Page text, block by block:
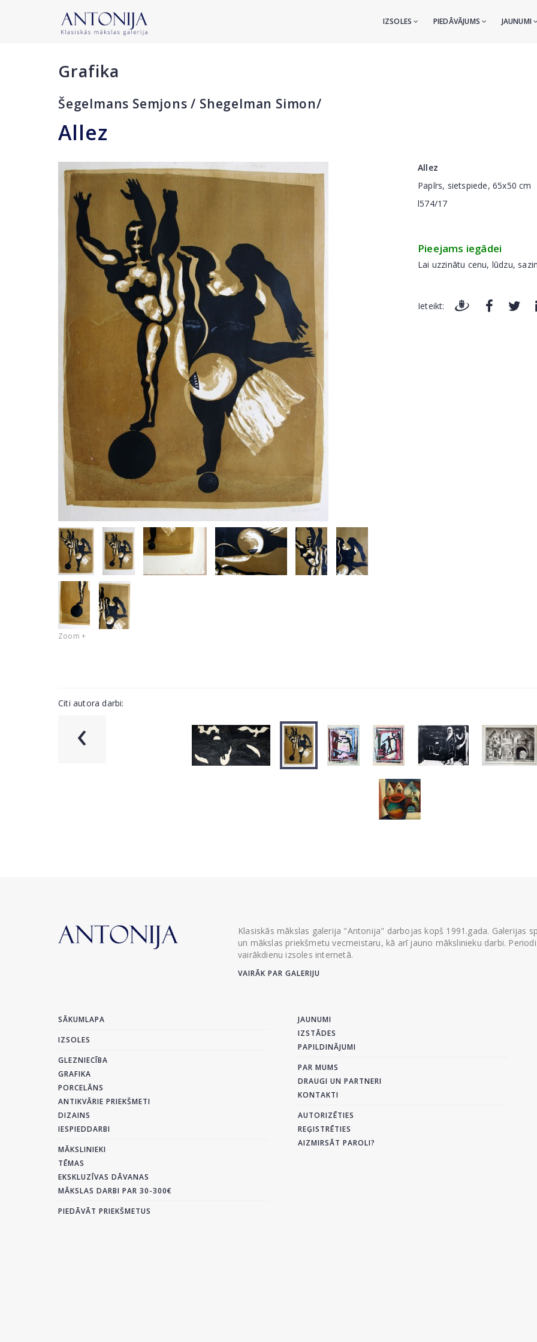
IZSOLES PIEDĀVĀJUMS JAUNUMI
Grafika
Šegelmans Semjons / Shegelman Simon/
Allez
Zoom +
Allez
Papīrs, sietspiede, 65x50 cm
l574/17
Pieejams iegādei
Lai uzzinātu cenu, lūdzu,
Ieteikt:
Citi autora darbi:
‹
Klasiskās mākslas galerija "Antonija" darbojas kopš 1991.gada. Galerijas
un mākslas priekšmetu vecmeistaru, kā arī jauno mākslinieku darbi.
vairākdienu izsoles internetā.
VAIRĀK PAR GALERIJU
SĀKUMLAPA
IZSOLES
GLEZNIECĪBA
GRAFIKA
PORCELĀNS
ANTIKVĀRIE PRIEKŠMETI
DIZAINS
IESPIEDDARBI
MĀKSLINIEKI
TĒMAS
EKSKLUZĪVAS DĀVANAS
MĀKSLAS DARBI PAR 30-300€
PIEDĀVĀT PRIEKŠMETUS
JAUNUMI
IZSTĀDES
PAPILDINĀJUMI
PAR MUMS
DRAUGI UN PARTNERI
KONTAKTI
AUTORIZĒTIES
REĢISTRĒTIES
AIZMIRSĀT PAROLI?